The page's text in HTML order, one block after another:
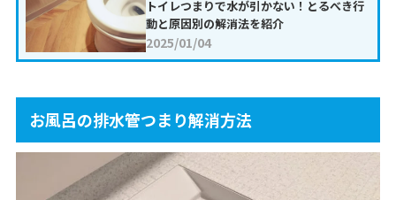
トイレつまりで水が引かない！とるべき行
動と原因別の解消法を紹介
2025/01/04
お風呂の排水管つまり解消方法